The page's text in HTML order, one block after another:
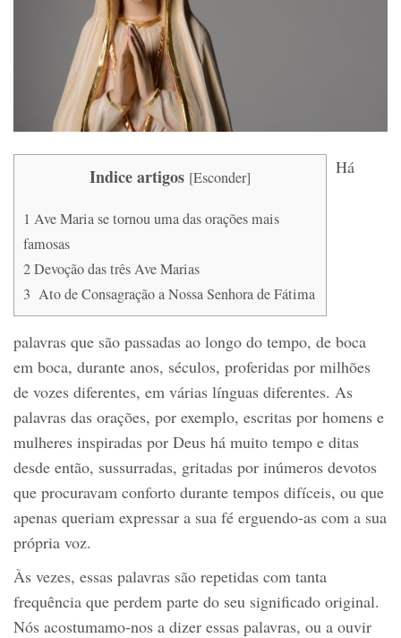
Indice artigos [Esconder]
1 Ave Maria se tornou uma das orações mais
famosas
2Devoção das três Ave Marias
3 Ato de Consagração a Nossa Senhora de Fátima
Há
palavras que são passadas ao longo do tempo, de boca
em boca, durante anos, séculos, proferidas por milhões
de vozes diferentes, em várias línguas diferentes. As
palavras das orações, por exemplo, escritas por homens e
mulheres inspiradas por Deus há muito tempo e ditas
desde então, sussurradas, gritadas por inúmeros devotos
que procuravam conforto durante tempos difíceis, ou que
apenas queriam expressar a sua fé erguendo-as com a sua
própria voz.
Às vezes, essas palavras são repetidas com tanta
frequência que perdem parte do seu significado original.
Nós acostumamo-nos a dizer essas palavras, ou a ouvir